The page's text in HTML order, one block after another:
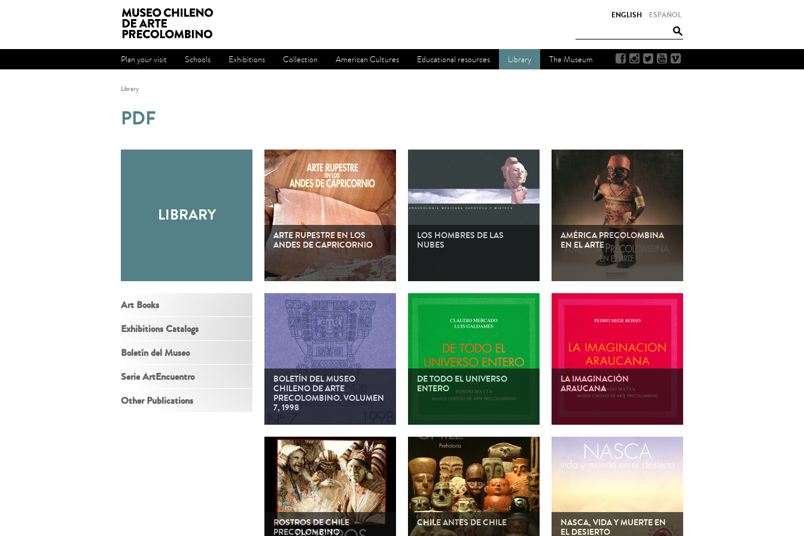
ESPAÑOL
ENGLISH
Plan your visit Schools Exhibitions Collection American Cultures Educational resources Library The Museum
Library
PDF
LIBRARY
Art Books
Exhibitions Catalogs
Boletín del Museo
Serie ArtEncuentro
Other Publications
ARTE RUPESTRE EN LOS
ANDES DE CAPRICORNIO
LOS HOMBRES DE LAS
NUBES
AMÉRICA PRECOLOMBINA
EN EL ARTE
Precolombino – 1998
BOLETÍN DEL MUSEO
CHILENO DE ARTE
PRECOLOMBINO. VOLUMEN
7, 1998
Portada, Contenido e In Memorian: Julio
Philippi Izquierdo Un ceramio Moche y la
fundición prehispánica de metales.
Christopher B. Donnan La iconografía del
poder en Tiwanaku y su rol en la integración de
zonas de frontera. José Berenguer R. Doble
reflexión especular en los diseños cerámicos
diaguita-inca: De la […]
DE TODO EL UNIVERSO
ENTERO
Todo el Universo Entero
LA IMAGINACIÓN
ARAUCANA
ROSTROS DE CHILE
PRECOLOMBINO
CHILE ANTES DE CHILE NASCA, VIDA Y MUERTE EN
EL DESIERTO